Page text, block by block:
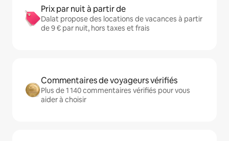
Prix par nuit à partir de
Dalat propose des locations de vacances à partir
de 9 € par nuit, hors taxes et frais
Commentaires de voyageurs vérifiés
Plus de 1 140 commentaires vérifiés pour vous
aider à choisir